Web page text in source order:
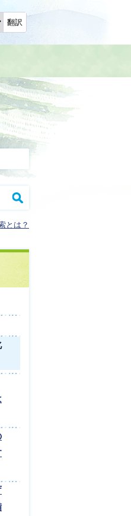
翻訳
とは？